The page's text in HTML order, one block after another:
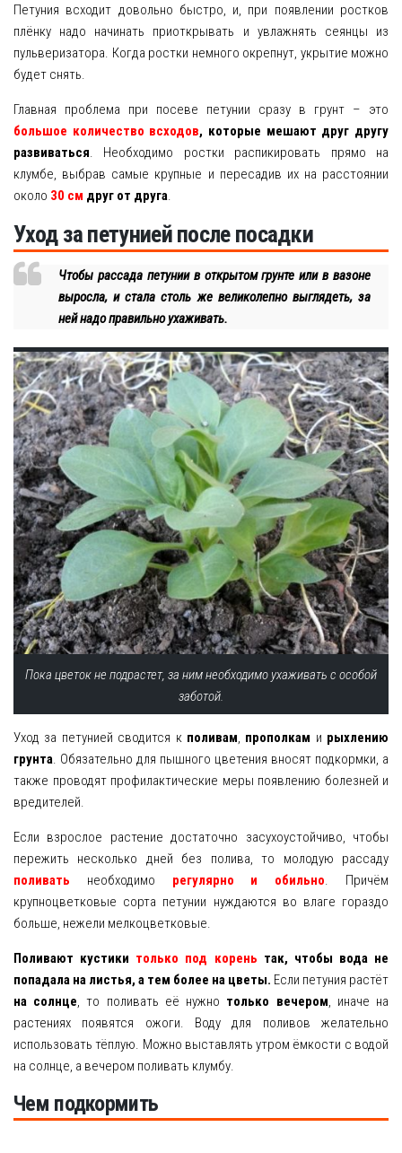
Петуния всходит довольно быстро, и, при появлении ростков
плёнку надо начинать приоткрывать и увлажнять сеянцы из
пульверизатора. Когда ростки немного окрепнут, укрытие можно
будет снять.
Главная проблема при посеве петунии сразу в грунт – это
большое количество всходов, которые мешают друг другу
развиваться. Необходимо ростки распикировать прямо на
клумбе, выбрав самые крупные и пересадив их на расстоянии
около 30 см друг от друга.
Уход за петунией после посадки
Чтобы рассада петунии в открытом грунте или в вазоне
выросла, и стала столь же великолепно выглядеть, за
ней надо правильно ухаживать.
Пока цветок не подрастет, за ним необходимо ухаживать с особой
заботой.
Уход за петунией сводится к поливам, прополкам и рыхлению
грунта. Обязательно для пышного цветения вносят подкормки, а
также проводят профилактические меры появлению болезней и
вредителей.
Если взрослое растение достаточно засухоустойчиво, чтобы
пережить несколько дней без полива, то молодую рассаду
поливать необходимо регулярно и обильно. Причём
крупноцветковые сорта петунии нуждаются во влаге гораздо
больше, нежели мелкоцветковые.
Поливают кустики только под корень так, чтобы вода не
попадала на листья, а тем более на цветы. Если петуния растёт
на солнце, то поливать её нужно только вечером, иначе на
растениях появятся ожоги. Воду для поливов желательно
использовать тёплую. Можно выставлять утром ёмкости с водой
на солнце, а вечером поливать клумбу.
Чем подкормить